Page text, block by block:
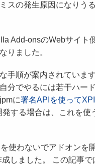
スの発生原因になりう
Add-onsのWebサイト
りました。
手順が案内されていま
分でやるには若干ハー
に署名APIを使って
する場合は、これを
使わないでアドオンを
成しました。 この記事